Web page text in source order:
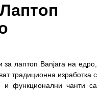
лаптоп Banjara на едро,
традиционна изработка с
и функционални чанти са